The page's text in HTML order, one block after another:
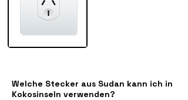
Welche Stecker aus Sudan kann ich in
Kokosinseln verwenden?